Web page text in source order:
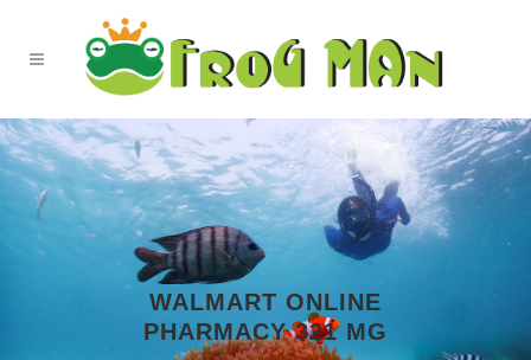
WALMART ONLINE
PHARMACY 321 MG